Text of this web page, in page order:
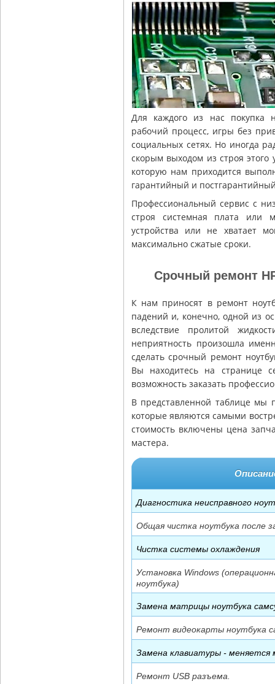
Для каждого из нас покупка
рабочий процесс, игры без
социальных сетях. Но иногда
скорым выходом из строя этого
которую нам приходится
гарантийный и
Профессиональный сервис с
строя системная плата или
устройства или не хватает
максимально сжатые сроки.
Срочный ремонт
К нам приносят в ремонт
падений и, конечно, одной из
вследствие пролитой
неприятность произошла
сделать срочный ремонт
Вы находитесь на странице
возможность заказать
В представленной таблице мы
которые являются самыми
стоимость включены цена
мастера.
Диагностика неисправного
Общая чистка ноутбука после
Чистка системы охлаждения
Установка Windows
ноутбука)
Замена матрицы ноутбука
Ремонт видеокарты ноутбука
Замена клавиатуры - меняется
Ремонт USB разъема.